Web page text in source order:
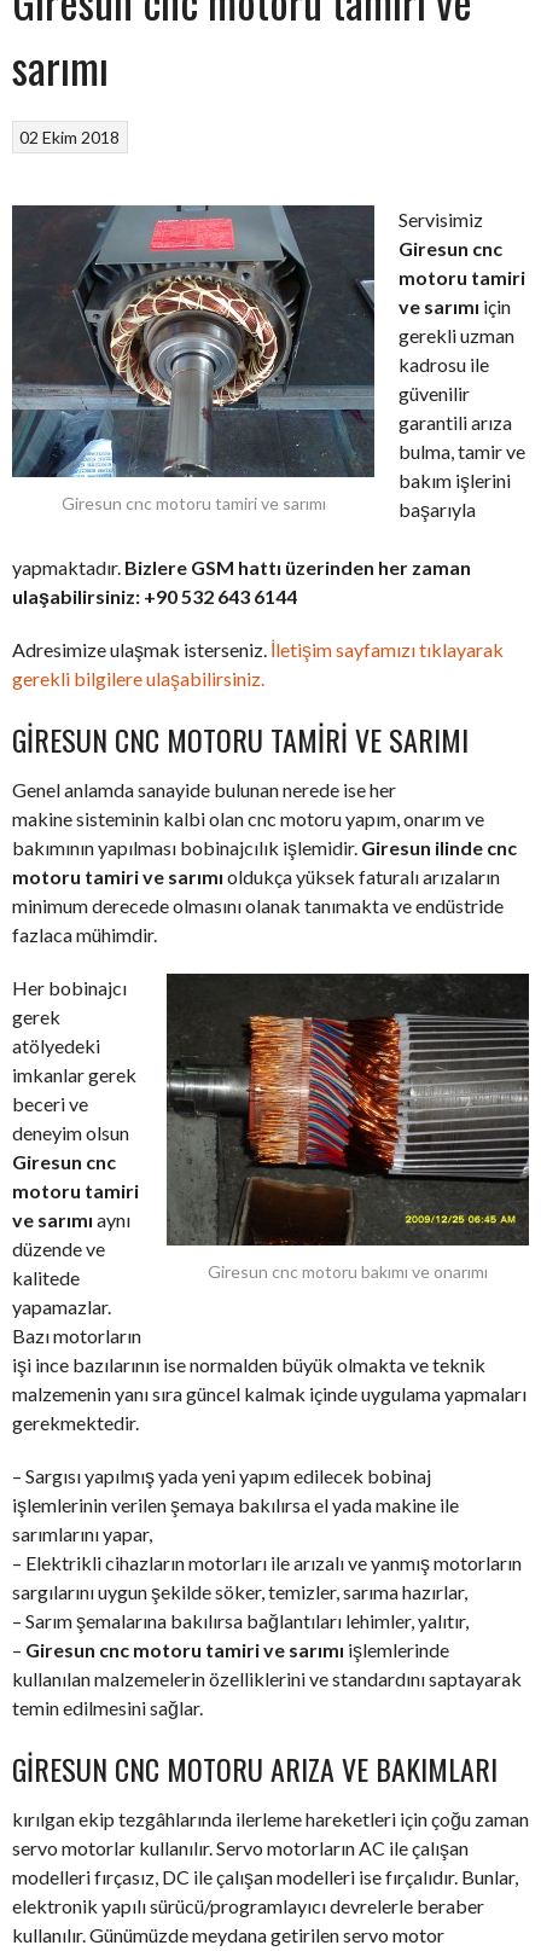
sarımı
02 Ekim 2018
Giresun cnc motoru tamiri ve sarımı
Servisimiz
Giresun cnc
motoru tamiri
ve sarımı için
gerekli uzman
kadrosu ile
güvenilir
garantili arıza
bulma, tamir ve
bakım işlerini
başarıyla
yapmaktadır. Bizlere GSM hattı üzerinden her zaman
ulaşabilirsiniz: +90 532 643 6144
Adresimize ulaşmak isterseniz. İletişim sayfamızı tıklayarak
gerekli bilgilere ulaşabilirsiniz.
GIRESUN CNC MOTORU TAMIRI VE SARIMI
Genel anlamda sanayide bulunan nerede ise her
makine sisteminin kalbi olan cnc motoru yapım, onarım ve
bakımının yapılması bobinajcılık işlemidir. Giresun ilinde cnc
motoru tamiri ve sarımı oldukça yüksek faturalı arızaların
minimum derecede olmasını olanak tanımakta ve endüstride
fazlaca mühimdir.
Giresun cnc motoru bakımı ve onarımı
Her bobinajcı
gerek
atölyedeki
imkanlar gerek
beceri ve
deneyim olsun
Giresun cnc
motoru tamiri
ve sarımı aynı
düzende ve
kalitede
yapamazlar.
Bazı motorların
işi ince bazılarının ise normalden büyük olmakta ve teknik
malzemenin yanı sıra güncel kalmak içinde uygulama yapmaları
gerekmektedir.
– Sargısı yapılmış yada yeni yapım edilecek bobinaj
işlemlerinin verilen şemaya bakılırsa el yada makine ile
sarımlarını yapar,
– Elektrikli cihazların motorları ile arızalı ve yanmış motorların
sargılarını uygun şekilde söker, temizler, sarıma hazırlar,
– Sarım şemalarına bakılırsa bağlantıları lehimler, yalıtır,
– Giresun cnc motoru tamiri ve sarımı işlemlerinde
kullanılan malzemelerin özelliklerini ve standardını saptayarak
temin edilmesini sağlar.
GIRESUN CNC MOTORU ARIZA VE BAKIMLARI
kırılgan ekip tezgâhlarında ilerleme hareketleri için çoğu zaman
servo motorlar kullanılır. Servo motorların AC ile çalışan
modelleri fırçasız, DC ile çalışan modelleri ise fırçalıdır. Bunlar,
elektronik yapılı sürücü/programlayıcı devrelerle beraber
kullanılır. Günümüzde meydana getirilen servo motor